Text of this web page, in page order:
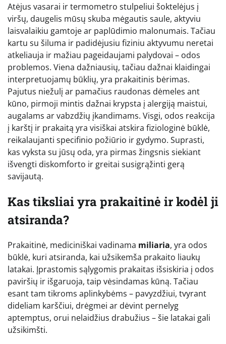
Atėjus vasarai ir termometro stulpeliui šoktelėjus į
viršų, daugelis mūsų skuba mėgautis saule, aktyviu
laisvalaikiu gamtoje ar paplūdimio malonumais. Tačiau
kartu su šiluma ir padidėjusiu fiziniu aktyvumu neretai
atkeliauja ir mažiau pageidaujami palydovai – odos
problemos. Viena dažniausių, tačiau dažnai klaidingai
interpretuojamų būklių, yra prakaitinis bėrimas.
Pajutus niežulį ar pamačius raudonas dėmeles ant
kūno, pirmoji mintis dažnai krypsta į alergiją maistui,
augalams ar vabzdžių įkandimams. Visgi, odos reakcija
į karštį ir prakaitą yra visiškai atskira fiziologinė būklė,
reikalaujanti specifinio požiūrio ir gydymo. Suprasti,
kas vyksta su jūsų oda, yra pirmas žingsnis siekiant
išvengti diskomforto ir greitai susigrąžinti gerą
savijautą.
Kas tiksliai yra prakaitinė ir kodėl ji
atsiranda?
Prakaitinė, mediciniškai vadinama miliaria, yra odos
būklė, kuri atsiranda, kai užsikemša prakaito liaukų
latakai. Įprastomis sąlygomis prakaitas išsiskiria į odos
paviršių ir išgaruoja, taip vėsindamas kūną. Tačiau
esant tam tikroms aplinkybėms – pavyzdžiui, tvyrant
dideliam karščiui, drėgmei ar dėvint pernelyg
aptemptus, orui nelaidžius drabužius – šie latakai gali
užsikimšti.